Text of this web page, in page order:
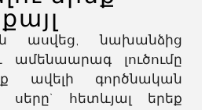
ասվեց, նախանձից
ամենաարագ լուծումը
ավելի գործնական
սերը` հետևյալ երեք